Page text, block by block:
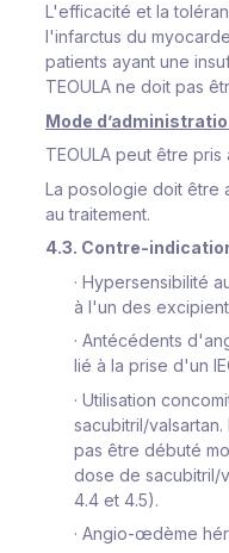
L'efficacité et la
l'infarctus du
patients ayant une
TEOULA ne doit pas
Mode
TEOULA peut être
La posologie doit être
au traitement.
4.3. Contre-
· Hypersensibilité
à l'un des
· Antécédents
lié à la prise d'un
· Utilisation
sacubitril/
pas être débuté
dose de sacubitril/
4.4 et 4.5).
· Angio-œdème